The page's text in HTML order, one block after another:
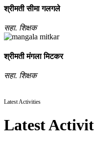
श्रीमती सीमा गलगले
सहा. शिक्षक
श्रीमती मंगला मिटकर
सहा. शिक्षक
Latest Activities
Latest